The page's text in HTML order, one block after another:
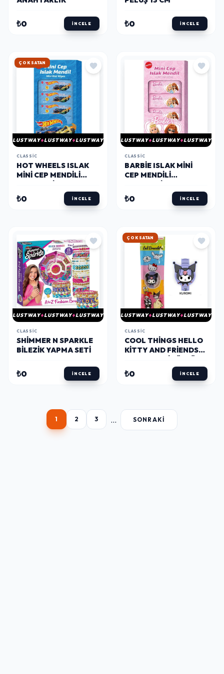
₺0 İNCELE ₺0 İNCELE
HIZLI KARGO
LUSTWAY LUSTWAY LUSTWAY
CLASSIC
HOT WHEELS ISLAK
MINI CEP MENDILI
₺0 İNCELE
LUSTWAY LUSTWAY LUSTWAY
CLASSIC
BARBIE ISLAK MINI
CEP MENDILI
₺0 İNCELE
LUSTWAY LUSTWAY LUSTWAY
CLASSIC
SHIMMER N SPARKLE
BILEZIK YAPMA SETI
₺0 İNCELE
HIZLI KARGO
LUSTWAY LUSTWAY LUSTWAY
CLASSIC
COOL THINGS HELLO
KITTY AND FRIENDS
BILEKLIK
₺0 İNCELE
1 2 3 ... SONRAKI